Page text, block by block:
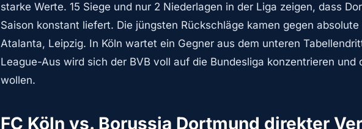
starke Werte. 15 Siege und nur 2 Niederlagen in der Liga zeigen, dass
Saison konstant liefert. Die jüngsten Rückschläge kamen gegen absolute
Atalanta, Leipzig. In Köln wartet ein Gegner aus dem unteren
League-Aus wird sich der BVB voll auf die Bundesliga konzentrieren und
wollen.
FC Köln vs. Borussia Dortmund direkter